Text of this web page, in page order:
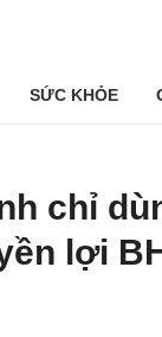
SỨC KHỎE
chỉ
lợi